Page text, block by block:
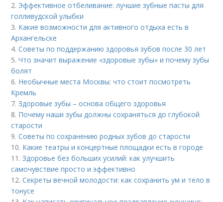
2. Эффективное отбеливание: лучшие зубные пасты для
голливудской улыбки
3. Какие возможности для активного отдыха есть в
Архангельске
4.Советы по поддержанию здоровья зубов после 30 лет
5.Что значит выражение «здоровые зубы» и почему зубы
болят
6. Необычные места Москвы: что стоит посмотреть
Кремль
7.Здоровые зубы – основа общего здоровья
8. Почему наши зубы должны сохраняться до глубокой
старости
9.Советы по сохранению родных зубов до старости
10. Какие театры и концертные площадки есть в городе
11.Здоровье без больших усилий: как улучшить
самочувствие просто и эффективно
12.Секреты вечной молодости: как сохранить ум и тело в
тонусе